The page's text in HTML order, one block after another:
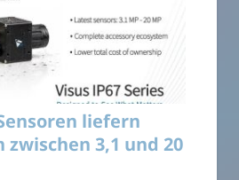
liefern
zwischen 3,1 und 20